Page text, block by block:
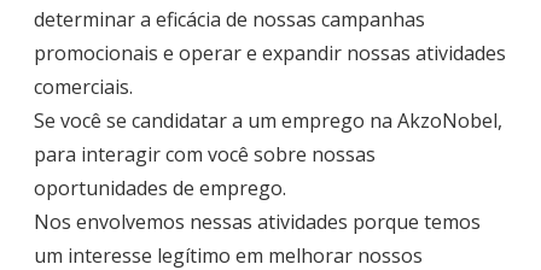
determinar a eficácia de nossas campanhas
promocionais e operar e expandir nossas atividades
comerciais.
Se você se candidatar a um emprego na AkzoNobel,
para interagir com você sobre nossas
oportunidades de emprego.
Nos envolvemos nessas atividades porque temos
um interesse legítimo em melhorar nossos